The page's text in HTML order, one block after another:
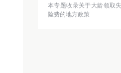
本专题收录关于大龄领取
险费的地方政策